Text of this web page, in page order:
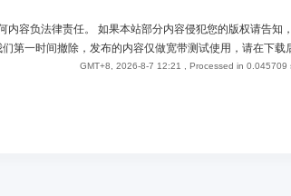
容负法律责任。 如果本站部分内容侵犯您的版权请告知
们第一时间撤除，发布的内容仅做宽带测试使用，请在下载
GMT+8, 2026-8-7 12:21 , Processed in 0.045709